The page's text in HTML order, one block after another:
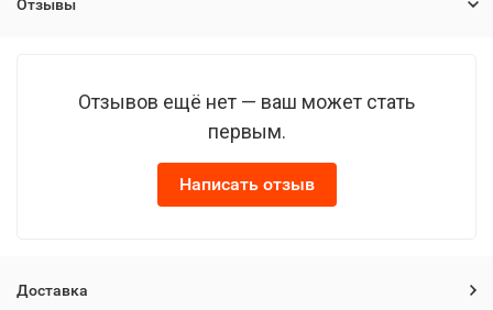
Отзывы
Отзывов ещё нет — ваш может стать
первым.
Написать отзыв
Доставка